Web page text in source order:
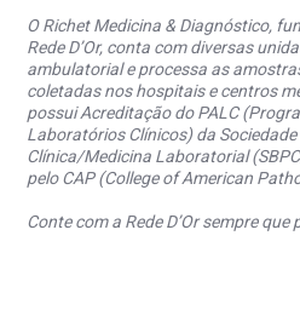
O Richet Medicina & Diagnóstico,
Rede D’Or, conta com diversas
ambulatorial e processa as
coletadas nos hospitais e centros
possui Acreditação do PALC
Laboratórios Clínicos) da
Clínica/Medicina Laboratorial
pelo CAP (College of American
Conte com a Rede D’Or sempre que